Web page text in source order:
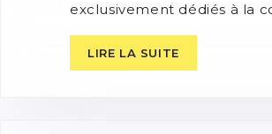
exclusivement dédiés à la
LIRE LA SUITE